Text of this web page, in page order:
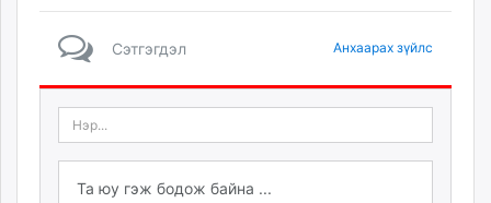
Сэтгэгдэл Анхаарах зүйлс